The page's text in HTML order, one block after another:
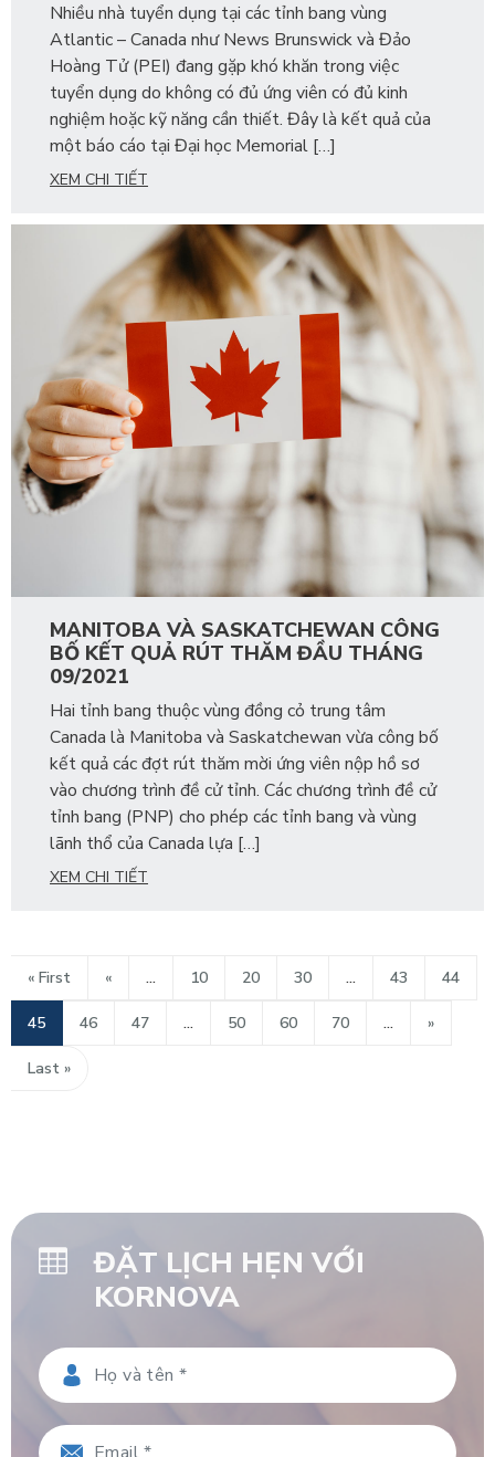
Nhiều nhà tuyển dụng tại các tỉnh bang vùng
Atlantic – Canada như News Brunswick và Đảo
Hoàng Tử (PEI) đang gặp khó khăn trong việc
tuyển dụng do không có đủ ứng viên có đủ kinh
nghiệm hoặc kỹ năng cần thiết. Đây là kết quả của
một báo cáo tại Đại học Memorial […]
XEM CHI TIẾT
MANITOBA VÀ SASKATCHEWAN CÔNG
BỐ KẾT QUẢ RÚT THĂM ĐẦU THÁNG
09/2021
Hai tỉnh bang thuộc vùng đồng cỏ trung tâm
Canada là Manitoba và Saskatchewan vừa công bố
kết quả các đợt rút thăm mời ứng viên nộp hồ sơ
vào chương trình đề cử tỉnh. Các chương trình đề cử
tỉnh bang (PNP) cho phép các tỉnh bang và vùng
lãnh thổ của Canada lựa […]
XEM CHI TIẾT
« First « ... 10 20 30 ... 43 44
45 46 47 ... 50 60 70 ... »
Last »
ĐẶT LỊCH HẸN VỚI
KORNOVA